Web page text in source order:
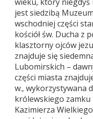
jest siedzibą
wschodniej części
kościół św. Ducha z
klasztorny ojców
znajduje się
Lubomirskich –
części miasta
w., wykorzystywana
królewskiego
Kazimierza